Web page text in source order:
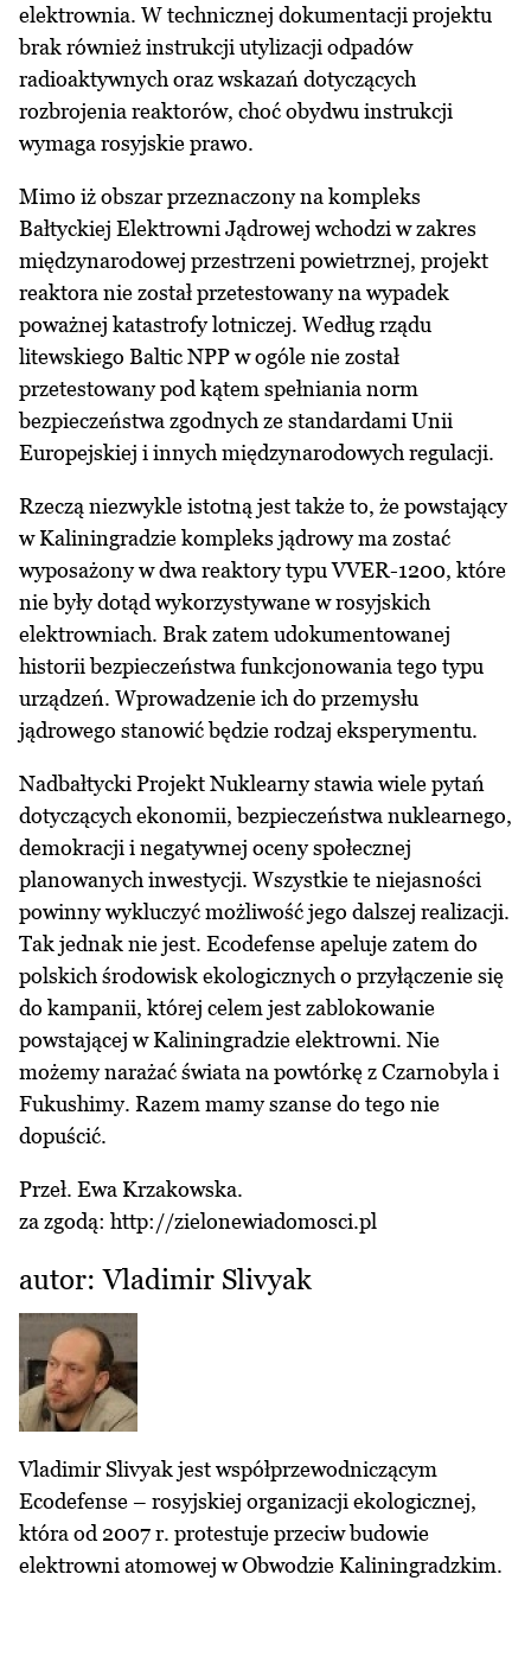
elektrownia. W technicznej dokumentacji projektu
brak również instrukcji utylizacji odpadów
radioaktywnych oraz wskazań dotyczących
rozbrojenia reaktorów, choć obydwu instrukcji
wymaga rosyjskie prawo.
Mimo iż obszar przeznaczony na kompleks
Bałtyckiej Elektrowni Jądrowej wchodzi w zakres
międzynarodowej przestrzeni powietrznej, projekt
reaktora nie został przetestowany na wypadek
poważnej katastrofy lotniczej. Według rządu
litewskiego Baltic NPP w ogóle nie został
przetestowany pod kątem spełniania norm
bezpieczeństwa zgodnych ze standardami Unii
Europejskiej i innych międzynarodowych regulacji.
Rzeczą niezwykle istotną jest także to, że powstający
w Kaliningradzie kompleks jądrowy ma zostać
wyposażony w dwa reaktory typu VVER-1200, które
nie były dotąd wykorzystywane w rosyjskich
elektrowniach. Brak zatem udokumentowanej
historii bezpieczeństwa funkcjonowania tego typu
urządzeń. Wprowadzenie ich do przemysłu
jądrowego stanowić będzie rodzaj eksperymentu.
Nadbałtycki Projekt Nuklearny stawia wiele pytań
dotyczących ekonomii, bezpieczeństwa nuklearnego,
demokracji i negatywnej oceny społecznej
planowanych inwestycji. Wszystkie te niejasności
powinny wykluczyć możliwość jego dalszej realizacji.
Tak jednak nie jest. Ecodefense apeluje zatem do
polskich środowisk ekologicznych o przyłączenie się
do kampanii, której celem jest zablokowanie
powstającej w Kaliningradzie elektrowni. Nie
możemy narażać świata na powtórkę z Czarnobyla i
Fukushimy. Razem mamy szanse do tego nie
dopuścić.
Przeł. Ewa Krzakowska.
za zgodą: http://zielonewiadomosci.pl
autor: Vladimir Slivyak
Vladimir Slivyak jest współprzewodniczącym
Ecodefense – rosyjskiej organizacji ekologicznej,
która od 2007 r. protestuje przeciw budowie
elektrowni atomowej w Obwodzie Kaliningradzkim.